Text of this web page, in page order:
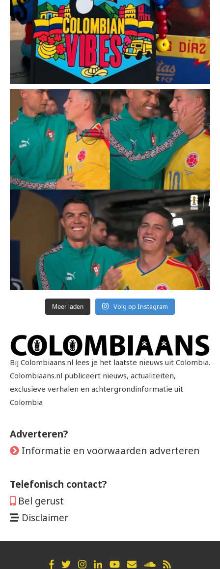
Meer laden Volg op Instagram
Bij Colombiaans.nl lees je het laatste nieuws uit Colombia.
Colombiaans.nl publiceert nieuws, actualiteiten,
exclusieve verhalen en achtergrondinformatie uit
Colombia
Adverteren?
Informatie en voorwaarden adverteren
Telefonisch contact?
Bel gerust
Disclaimer